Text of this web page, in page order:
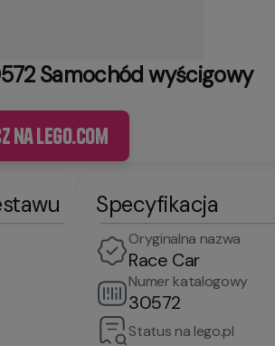
Samochód wyścigowy
na LEGO.com
Specyfikacja
Oryginalna nazwa
Race Car
Numer katalogowy
30572
Status na lego.pl